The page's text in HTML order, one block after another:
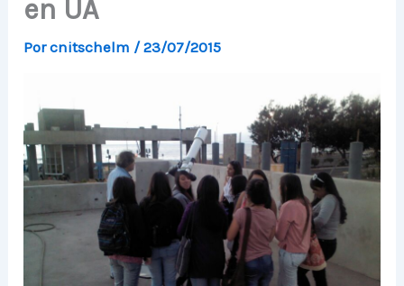
en UA
Porcnitschelm /23/07/2015